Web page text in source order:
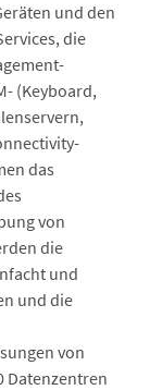
und den
die
(Keyboard,
das
von
die
und
und die
von
Datenzentren